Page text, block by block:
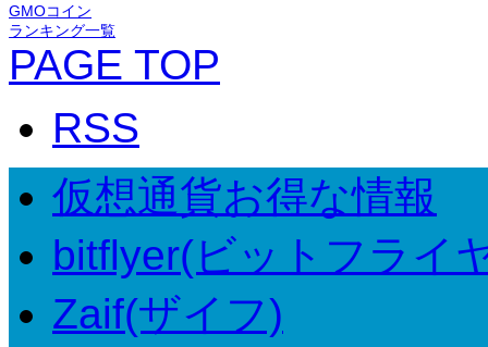
GMOコイン
ランキング一覧
PAGE TOP
RSS
仮想通貨お得な情報
bitflyer(ビットフライ
Zaif(ザイフ)